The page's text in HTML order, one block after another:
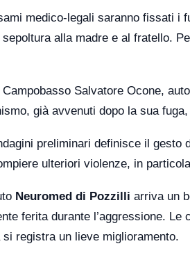
medico-legali saranno fissati i
alla madre e al fratello.
Salvatore Ocone,
già avvenuti dopo la sua
preliminari definisce il gesto
ulteriori violenze, in
Neuromed di Pozzilli arriva un
ferita durante l’aggressione.
registra un lieve miglioramento.